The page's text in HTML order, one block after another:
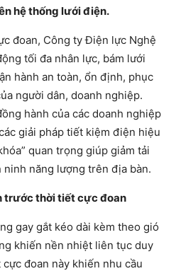
hệ thống lưới điện.
đoan, Công ty Điện lực Nghệ
tối đa nhân lực, bám lưới
hành an toàn, ổn định, phục
người dân, doanh nghiệp.
hành của các doanh nghiệp
giải pháp tiết kiệm điện hiệu
quan trọng giúp giảm tải
ninh năng lượng trên địa bàn.
trước thời tiết cực đoan
gay gắt kéo dài kèm theo gió
khiến nền nhiệt liên tục duy
đoan này khiến nhu cầu